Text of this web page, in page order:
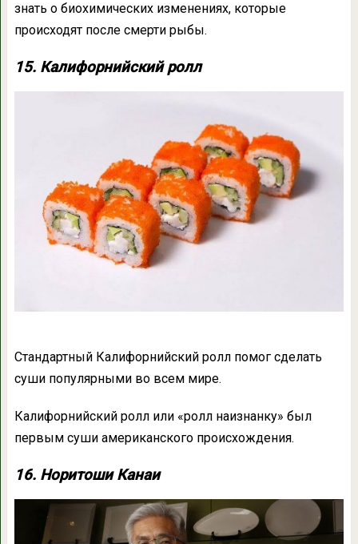
знать о биохимических изменениях, которые
происходят после смерти рыбы.
15. Калифорнийский ролл
Стандартный Калифорнийский ролл помог сделать
суши популярными во всем мире.
Калифорнийский ролл или «ролл наизнанку» был
первым суши американского происхождения.
16. Норитоши Канаи